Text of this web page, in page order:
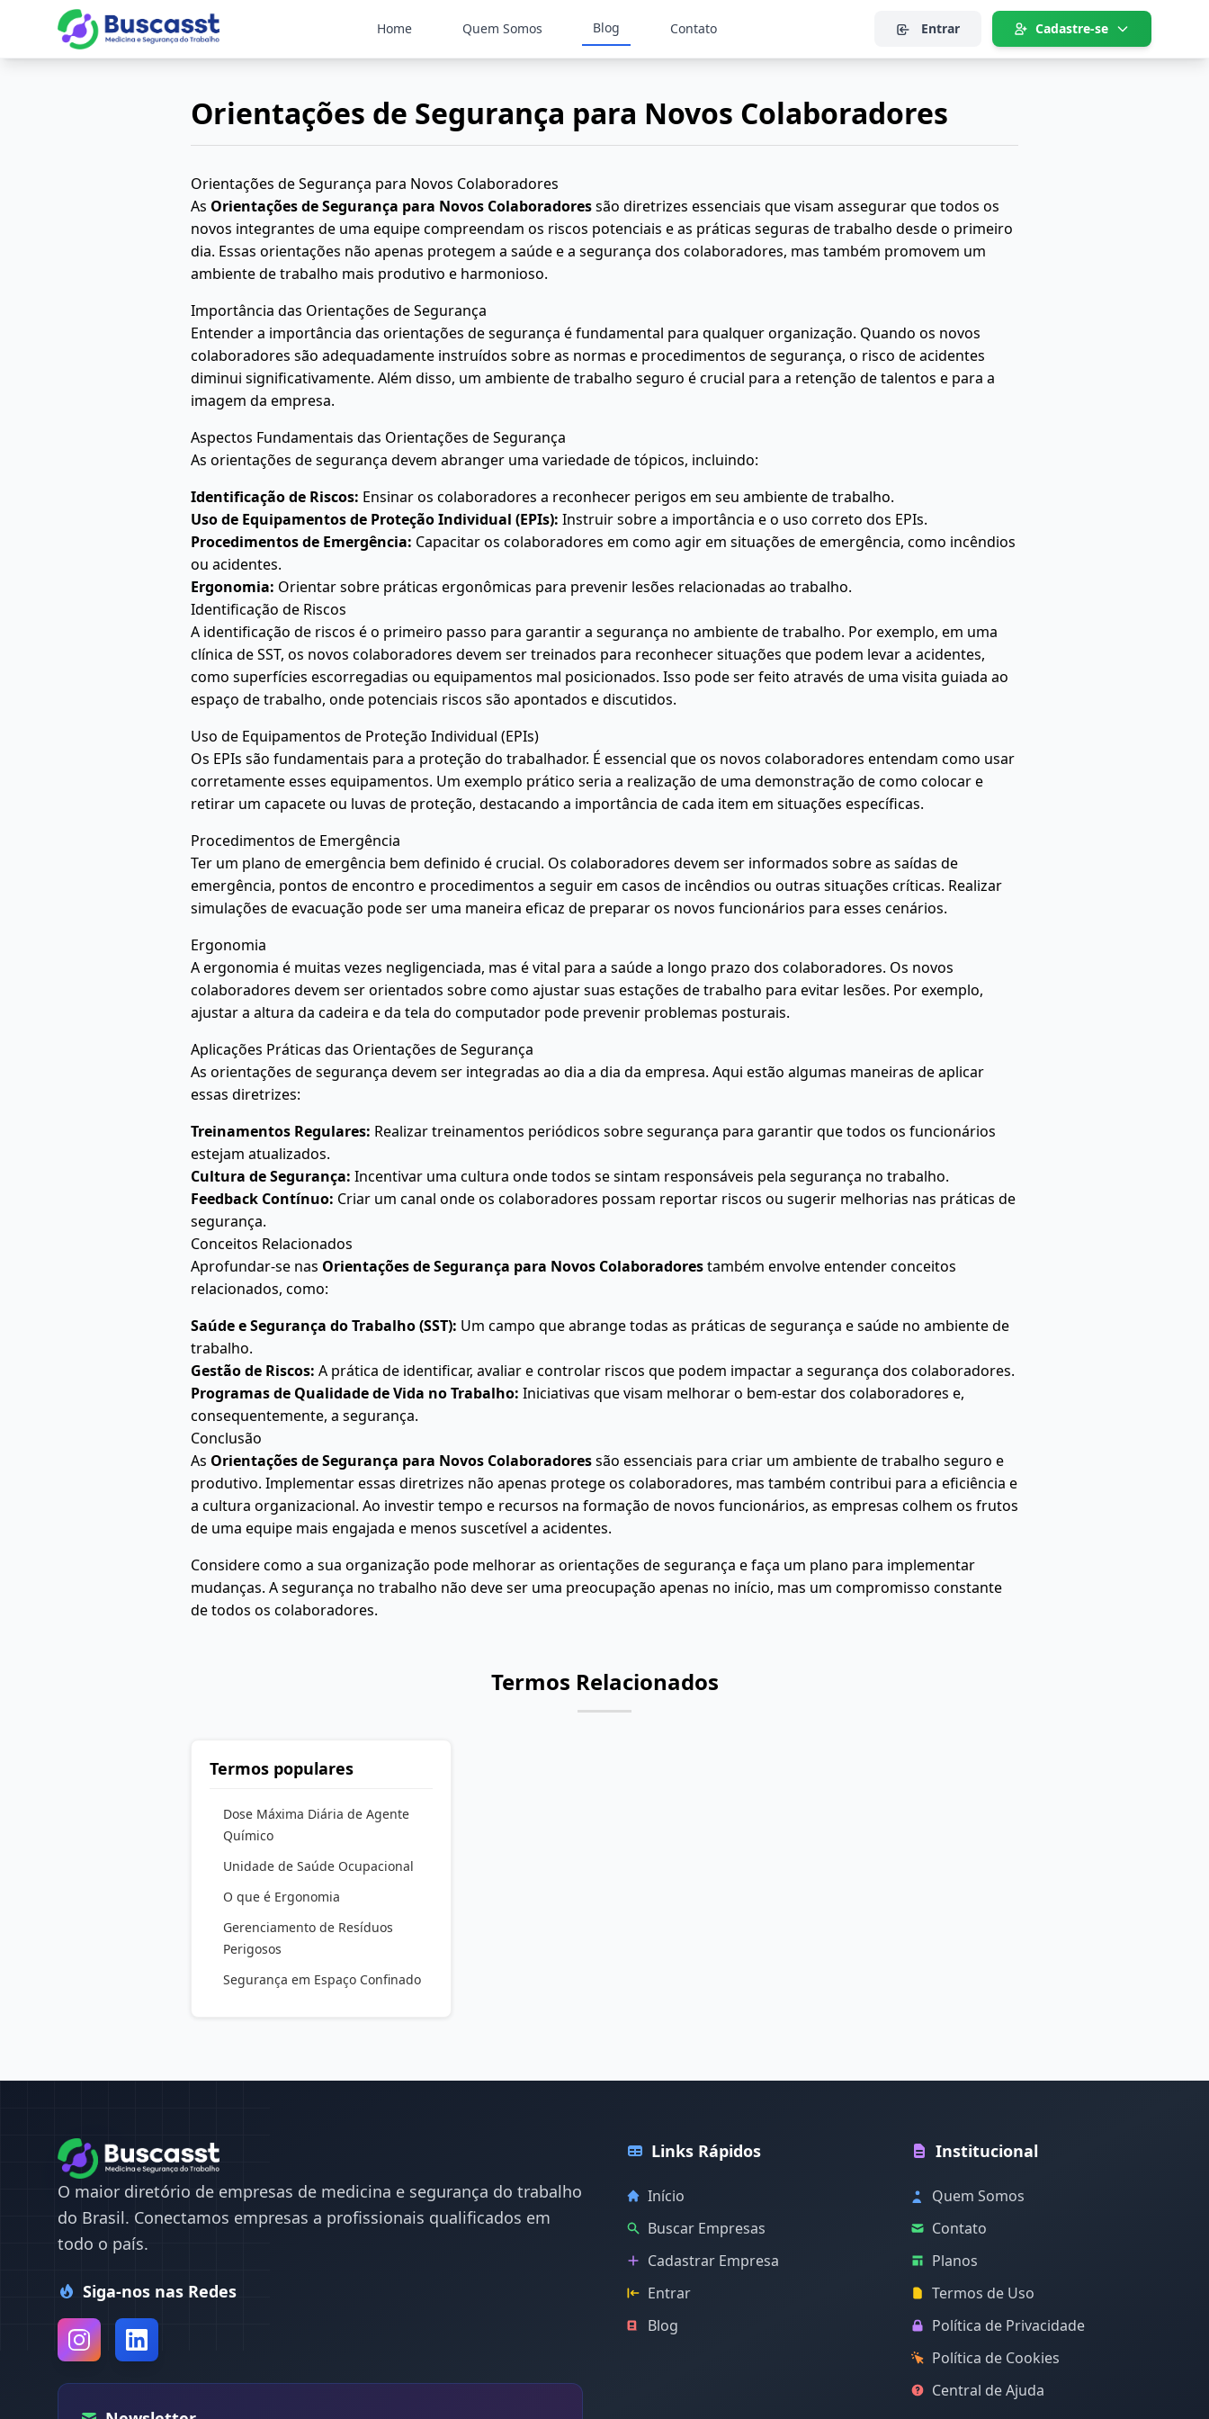
Home Quem Somos Blog Contato Entrar Cadastre-se
Orientações de Segurança para Novos Colaboradores
Orientações de Segurança para Novos Colaboradores
As Orientações de Segurança para Novos Colaboradoressão diretrizes essenciais que visam assegurar que todos os
novos integrantes de uma equipe compreendam os riscos potenciais e as práticas seguras de trabalho desde o primeiro
dia. Essas orientações não apenas protegem a saúde e a segurança dos colaboradores, mas também promovem um
ambiente de trabalho mais produtivo e harmonioso.
Importância das Orientações de Segurança
Entender a importância das orientações de segurança é fundamental para qualquer organização. Quando os novos
colaboradores são adequadamente instruídos sobre as normas e procedimentos de segurança, o risco de acidentes
diminui significativamente. Além disso, um ambiente de trabalho seguro é crucial para a retenção de talentos e para a
imagem da empresa.
Aspectos Fundamentais das Orientações de Segurança
As orientações de segurança devem abranger uma variedade de tópicos, incluindo:
Identificação de Riscos: Ensinar os colaboradores a reconhecer perigos em seu ambiente de trabalho.
Uso de Equipamentos de Proteção Individual (EPIs): Instruir sobre a importância e o uso correto dos EPIs.
Procedimentos de Emergência: Capacitar os colaboradores em como agir em situações de emergência, como incêndios
ou acidentes.
Ergonomia: Orientar sobre práticas ergonômicas para prevenir lesões relacionadas ao trabalho.
Identificação de Riscos
A identificação de riscos é o primeiro passo para garantir a segurança no ambiente de trabalho. Por exemplo, em uma
clínica de SST, os novos colaboradores devem ser treinados para reconhecer situações que podem levar a acidentes,
como superfícies escorregadias ou equipamentos mal posicionados. Isso pode ser feito através de uma visita guiada ao
espaço de trabalho, onde potenciais riscos são apontados e discutidos.
Uso de Equipamentos de Proteção Individual (EPIs)
Os EPIs são fundamentais para a proteção do trabalhador. É essencial que os novos colaboradores entendam como usar
corretamente esses equipamentos. Um exemplo prático seria a realização de uma demonstração de como colocar e
retirar um capacete ou luvas de proteção, destacando a importância de cada item em situações específicas.
Procedimentos de Emergência
Ter um plano de emergência bem definido é crucial. Os colaboradores devem ser informados sobre as saídas de
emergência, pontos de encontro e procedimentos a seguir em casos de incêndios ou outras situações críticas. Realizar
simulações de evacuação pode ser uma maneira eficaz de preparar os novos funcionários para esses cenários.
Ergonomia
A ergonomia é muitas vezes negligenciada, mas é vital para a saúde a longo prazo dos colaboradores. Os novos
colaboradores devem ser orientados sobre como ajustar suas estações de trabalho para evitar lesões. Por exemplo,
ajustar a altura da cadeira e da tela do computador pode prevenir problemas posturais.
Aplicações Práticas das Orientações de Segurança
As orientações de segurança devem ser integradas ao dia a dia da empresa. Aqui estão algumas maneiras de aplicar
essas diretrizes:
Treinamentos Regulares: Realizar treinamentos periódicos sobre segurança para garantir que todos os funcionários
estejam atualizados.
Cultura de Segurança: Incentivar uma cultura onde todos se sintam responsáveis pela segurança no trabalho.
Feedback Contínuo: Criar um canal onde os colaboradores possam reportar riscos ou sugerir melhorias nas práticas de
segurança.
Conceitos Relacionados
Aprofundar-se nas Orientações de Segurança para Novos Colaboradorestambém envolve entender conceitos
relacionados, como:
Saúde e Segurança do Trabalho (SST): Um campo que abrange todas as práticas de segurança e saúde no ambiente de
trabalho.
Gestão de Riscos: A prática de identificar, avaliar e controlar riscos que podem impactar a segurança dos colaboradores.
Programas de Qualidade de Vida no Trabalho: Iniciativas que visam melhorar o bem-estar dos colaboradores e,
consequentemente, a segurança.
Conclusão
As Orientações de Segurança para Novos Colaboradoressão essenciais para criar um ambiente de trabalho seguro e
produtivo. Implementar essas diretrizes não apenas protege os colaboradores, mas também contribui para a eficiência e
a cultura organizacional. Ao investir tempo e recursos na formação de novos funcionários, as empresas colhem os frutos
de uma equipe mais engajada e menos suscetível a acidentes.
Considere como a sua organização pode melhorar as orientações de segurança e faça um plano para implementar
mudanças. A segurança no trabalho não deve ser uma preocupação apenas no início, mas um compromisso constante
de todos os colaboradores.
Termos Relacionados
Termos populares
Dose Máxima Diária de Agente
Químico
Unidade de Saúde Ocupacional
O que é Ergonomia
Gerenciamento de Resíduos
Perigosos
Segurança em Espaço Confinado
O maior diretório de empresas de medicina e segurança do trabalho
do Brasil. Conectamos empresas a profissionais qualificados em
todo o país.
Siga-nos nas Redes
Links Rápidos
Início
Buscar Empresas
Cadastrar Empresa
Entrar
Blog
Institucional
Quem Somos
Contato
Planos
Termos de Uso
Política de Privacidade
Política de Cookies
Central de Ajuda